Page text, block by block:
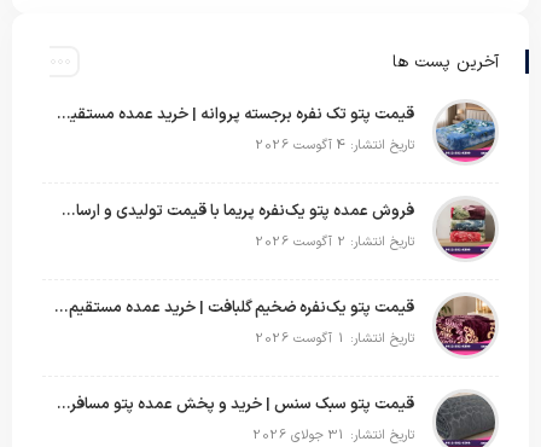
آخرین پست ها
قیمت پتو تک نفره برجسته پروانه | خرید عمده مستقیم با بهترین قیمت بازار
تاریخ انتشار: 4 آگوست 2026
فروش عمده پتو یک‌نفره پریما با قیمت تولیدی و ارسال به سراسر کشور
تاریخ انتشار: 2 آگوست 2026
قیمت پتو یک‌نفره ضخیم گلبافت | خرید عمده مستقیم با بهترین قیمت
تاریخ انتشار: 1 آگوست 2026
قیمت پتو سبک سنس | خرید و پخش عمده پتو مسافرتی Sense
تاریخ انتشار: 31 جولای 2026